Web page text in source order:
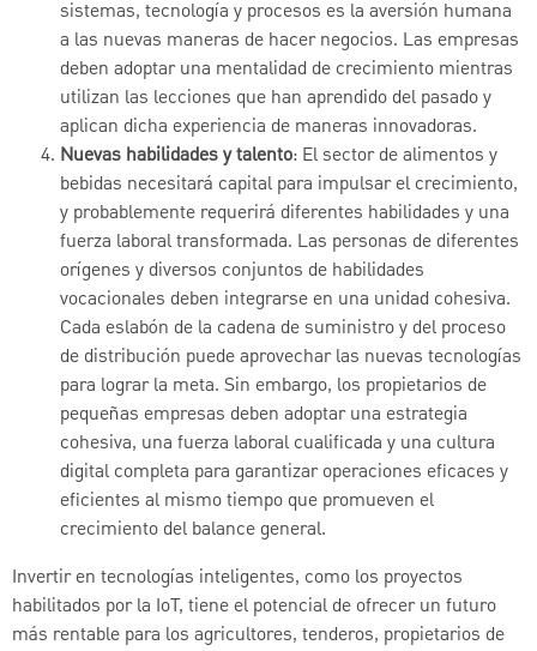
sistemas, tecnología y procesos es la aversión humana
a las nuevas maneras de hacer negocios. Las empresas
deben adoptar una mentalidad de crecimiento mientras
utilizan las lecciones que han aprendido del pasado y
aplican dicha experiencia de maneras innovadoras.
Nuevas habilidades y talento: El sector de alimentos y
bebidas necesitará capital para impulsar el crecimiento,
y probablemente requerirá diferentes habilidades y una
fuerza laboral transformada. Las personas de diferentes
orígenes y diversos conjuntos de habilidades
vocacionales deben integrarse en una unidad cohesiva.
Cada eslabón de la cadena de suministro y del proceso
de distribución puede aprovechar las nuevas tecnologías
para lograr la meta. Sin embargo, los propietarios de
pequeñas empresas deben adoptar una estrategia
cohesiva, una fuerza laboral cualificada y una cultura
digital completa para garantizar operaciones eficaces y
eficientes al mismo tiempo que promueven el
crecimiento del balance general.
Invertir en tecnologías inteligentes, como los proyectos
habilitados por la IoT, tiene el potencial de ofrecer un futuro
más rentable para los agricultores, tenderos, propietarios de